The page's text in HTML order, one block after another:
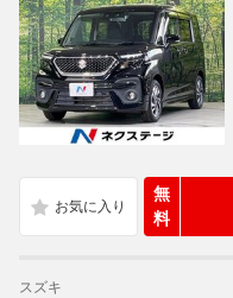
無
料
スズキ